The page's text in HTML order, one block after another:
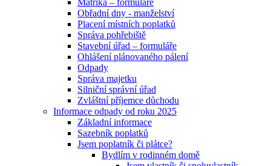
Matrika – formuláře
Obřadní dny - manželství
Placení místních poplatků
Správa pohřebiště
Stavební úřad – formuláře
Ohlášení plánovaného pálení
Odpady
Správa majetku
Silniční správní úřad
Zvláštní příjemce důchodu
Informace odpady od roku 2025
Základní informace
Sazebník poplatků
Jsem poplatník či plátce?
Bydlím v rodinném domě